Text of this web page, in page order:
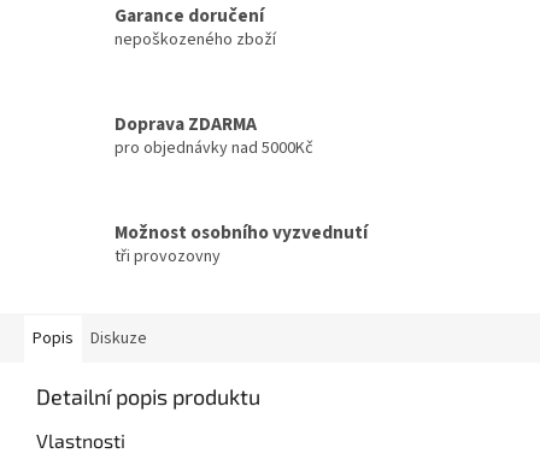
Garance doručení
nepoškozeného zboží
Doprava ZDARMA
pro objednávky nad 5000Kč
Možnost osobního vyzvednutí
tři provozovny
Popis Diskuze
Detailní popis produktu
Vlastnosti